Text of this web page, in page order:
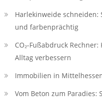
Harlekinweide schneiden:
und farbenprächtig
CO₂-Fußabdruck
Alltag verbessern
Immobilien in
Vom Beton zum Paradies: